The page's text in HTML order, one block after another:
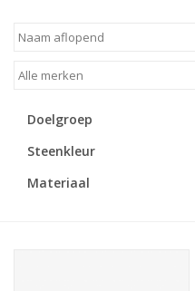
Overige
Merken
Cadeaukaarten
Doelgroep
Steenkleur
Materiaal